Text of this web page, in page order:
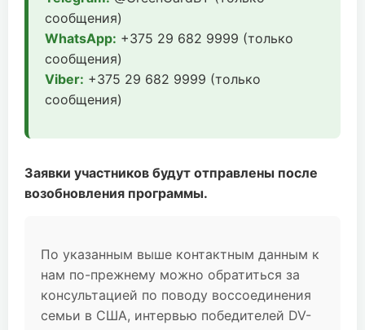
сообщения)
WhatsApp: +375 29 682 9999 (только
сообщения)
Viber: +375 29 682 9999 (только
сообщения)
Заявки участников будут отправлены после
возобновления программы.
По указанным выше контактным данным к
нам по-прежнему можно обратиться за
консультацией по поводу воссоединения
семьи в США, интервью победителей DV-